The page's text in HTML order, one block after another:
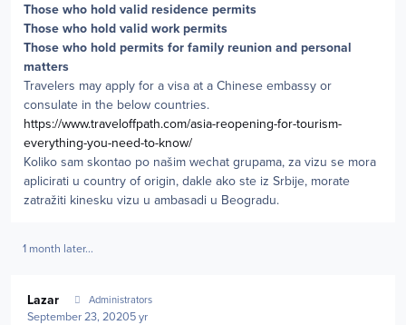
Those who hold valid residence permits
Those who hold valid work permits
Those who hold permits for family reunion and personal
matters
Travelers may apply for a visa at a Chinese embassy or
consulate in the below countries.
https://www.traveloffpath.com/asia-reopening-for-tourism-
everything-you-need-to-know/
Koliko sam skontao po našim wechat grupama, za vizu se mora
aplicirati u country of origin, dakle ako ste iz Srbije, morate
zatražiti kinesku vizu u ambasadi u Beogradu.
1 month later...
Lazar Administrators
September 23, 20205 yr